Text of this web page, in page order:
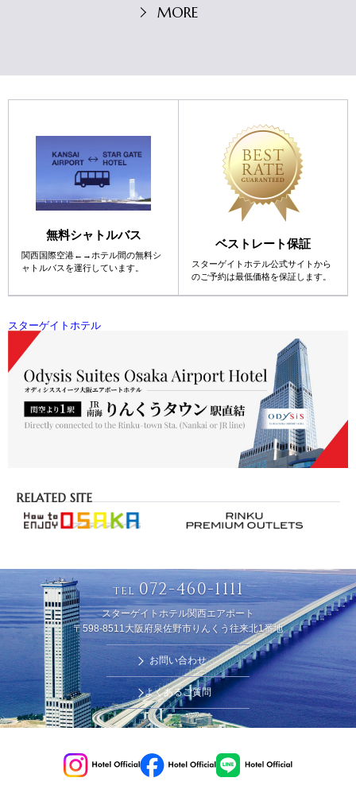
MORE
無料シャトルバス
関西国際空港←→ホテル間の無料シ
ャトルバスを運行しています。
ベストレート保証
スターゲイトホテル公式サイトから
のご予約は最低価格を保証します。
スターゲイトホテル
RELATED SITE
TEL072-460-1111
スターゲイトホテル関西エアポート
〒598-8511大阪府泉佐野市りんくう往来北1番地
お問い合わせ
よくあるご質問